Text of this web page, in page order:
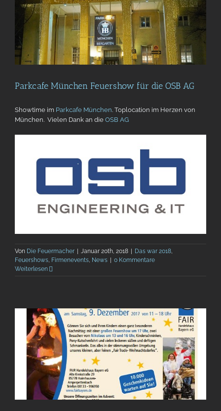
Parkcafe München Feuershow für die OSB AG
Showtime im Parkcafe München. Toplocation im Herzen von
München. Vielen Dank an die OSB AG
Von Die Feuermacher Januar 20th, 2018 Das war 2018,
Feuershows, Firmenevents, News
0 Kommentare
Weiterlesen